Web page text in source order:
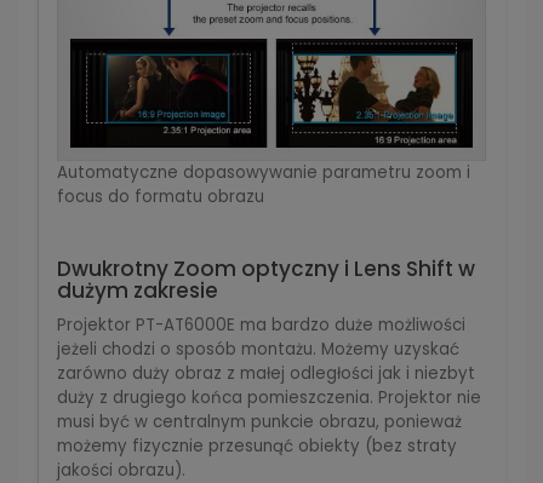
Automatyczne dopasowywanie parametru zoom i
focus do formatu obrazu
Dwukrotny Zoom optyczny i Lens Shift w
dużym zakresie
Projektor PT-AT6000E ma bardzo duże możliwości
jeżeli chodzi o sposób montażu. Możemy uzyskać
zarówno duży obraz z małej odległości jak i niezbyt
duży z drugiego końca pomieszczenia. Projektor nie
musi być w centralnym punkcie obrazu, ponieważ
możemy fizycznie przesunąć obiekty (bez straty
jakości obrazu).